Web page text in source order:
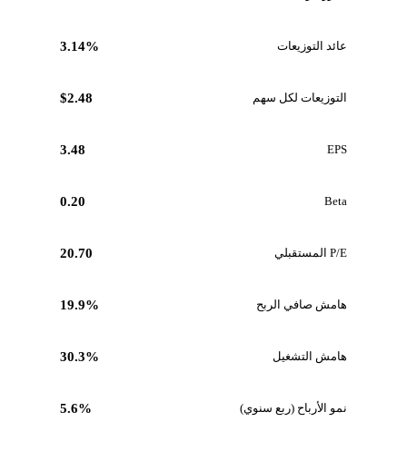
عائد التوزيعات 3.14%
التوزيعات لكل سهم $2.48
EPS
3.48
Beta
0.20
P/E المستقبلي 20.70
هامش صافي الربح 19.9%
هامش التشغيل 30.3%
نمو الأرباح (ربع سنوي) 5.6%